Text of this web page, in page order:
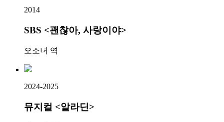
2014
SBS <괜찮아, 사랑이야>
오소녀 역
2024-2025
뮤지컬 <알라딘>